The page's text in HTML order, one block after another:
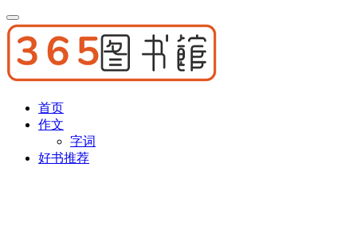
首页
作文
字词
好书推荐